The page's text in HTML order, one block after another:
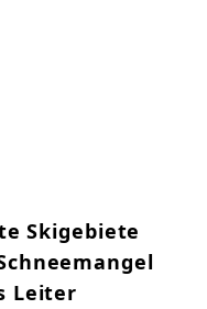
Skigebiete
Leiter